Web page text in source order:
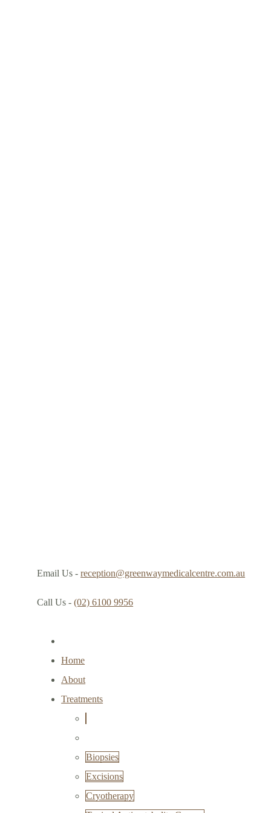
Email Us -reception@greenwaymedicalcentre.com.au
Call Us -(02) 6100 9956
Home
About
Treatments
Biopsies
Excisions
Cryotherapy